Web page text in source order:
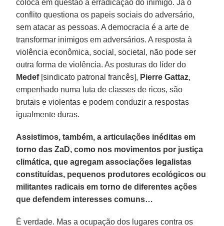
coloca em questão a erradicação do inimigo. Já o
conflito questiona os papeis sociais do adversário,
sem atacar as pessoas. A democracia é a arte de
transformar inimigos em adversários. A resposta à
violência econômica, social, societal, não pode ser
outra forma de violência. As posturas do líder do
Medef[sindicato patronal francês], Pierre Gattaz,
empenhado numa luta de classes de ricos, são
brutais e violentas e podem conduzir a respostas
igualmente duras.
Assistimos, também, a articulações inéditas em
torno das ZaD, como nos movimentos por justiça
climática, que agregam associações legalistas
constituídas, pequenos produtores ecológicos ou
militantes radicais em torno de diferentes ações
que defendem interesses comuns…
É verdade. Mas a ocupação dos lugares contra os